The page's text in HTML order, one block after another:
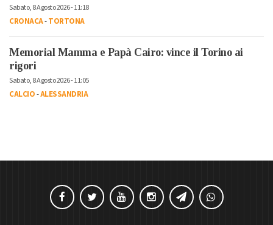
Sabato, 8 Agosto 2026 - 11:18
CRONACA-TORTONA
Memorial Mamma e Papà Cairo: vince il Torino ai
rigori
Sabato, 8 Agosto 2026 - 11:05
CALCIO-ALESSANDRIA